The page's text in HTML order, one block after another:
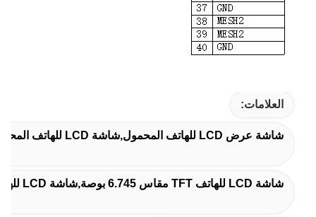
العلامات:
شاشة عرض LCD للهاتف المحمول,شاشة LCD للهاتف المحمول,شاشة LCD للهاتف الخلوي
شاشة LCD للهاتف TFT مقاس 6.745 بوصة,شاشة LCD للهاتف المحمول IPS TFT,شاشة عرض LCD للهاتف 300cd/M2